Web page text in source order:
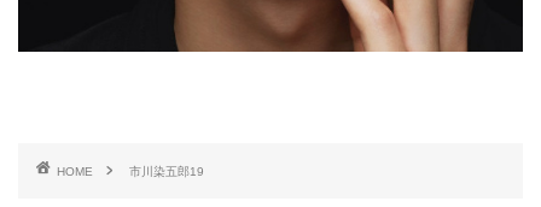
HOME 市川染五郎19